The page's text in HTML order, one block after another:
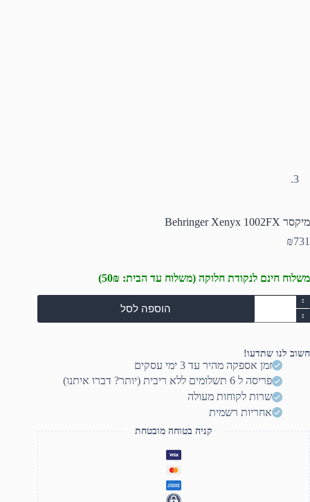
מיקסר Behringer Xenyx 1002FX
₪731
משלוח חינם לנקודת חלוקה (משלוח עד הבית: 50₪)
כמות
של
מיקסר
Xenyx
1002FX
הוספה לסל
חשוב לנו שתדעו!
זמן אספקה מהיר עד 3 ימי עסקים
פריסה ל 6 תשלומים ללא ריבית (יותר? דברו איתנו)
שרות לקוחות מעולה
אחריות רשמית
קניה בטוחה מובטחת